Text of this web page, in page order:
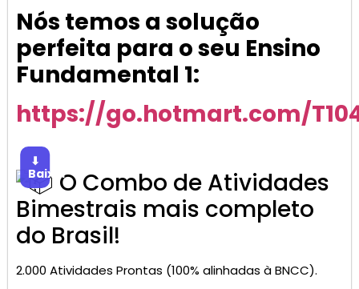
Nós temos a solução
perfeita para o seu Ensino
Fundamental 1:
https://go.hotmart.com/
⬇
BaixarO Combo de Atividades
Bimestrais mais completo
do Brasil!
2.000 Atividades Prontas (100% alinhadas à BNCC).